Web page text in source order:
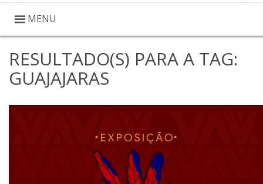
MENU
RESULTADO(S) PARA A TAG:
GUAJAJARAS